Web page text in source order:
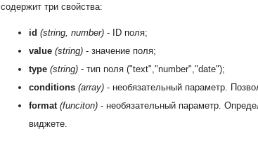
содержит три свойства:
id (string, number) - ID поля;
value (string) - значение поля;
type (string) - тип поля ("text","number","date");
conditions (array) - необязательный параметр.
format (funciton) - необязательный параметр.
виджете.